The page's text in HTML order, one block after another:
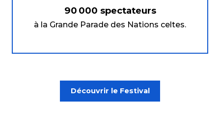
90 000 spectateurs
à la Grande Parade des Nations celtes.
Découvrir le Festival